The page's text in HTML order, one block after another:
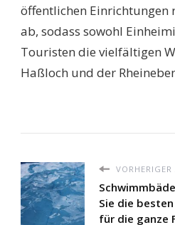
öffentlichen Einrichtungen
ab, sodass sowohl
Touristen die vielfältigen
Haßloch und der
VORHERIGER
Sie die
für die ganze